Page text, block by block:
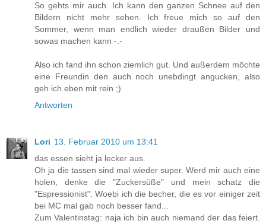
So gehts mir auch. Ich kann den ganzen Schnee auf den
Bildern nicht mehr sehen. Ich freue mich so auf den
Sommer, wenn man endlich wieder draußen Bilder und
sowas machen kann -.-
Also ich fand ihn schon ziemlich gut. Und außerdem möchte
eine Freundin den auch noch unebdingt angucken, also
geh ich eben mit rein ;)
Antworten
Lori 13. Februar 2010 um 13:41
das essen sieht ja lecker aus.
Oh ja die tassen sind mal wieder super. Werd mir auch eine
holen, denke die "Zuckersüße" und mein schatz die
"Espressionist". Woebi ich die becher, die es vor einiger zeit
bei MC mal gab noch besser fand...
Zum Valentinstag: naja ich bin auch niemand der das feiert.